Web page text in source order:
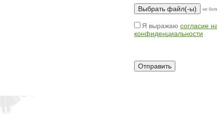
не
Я выражаю согласие
конфиденциальности